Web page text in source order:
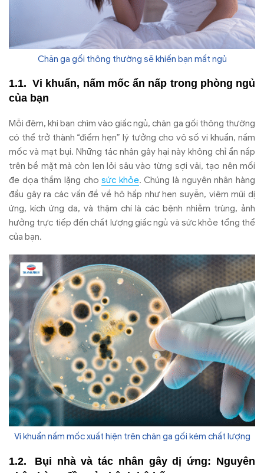
Chăn ga gối thông thường sẽ khiến bạn mất ngủ
Vi khuẩn, nấm mốc ẩn nấp trong phòng ngủ
của bạn
Mỗi đêm, khi bạn chìm vào giấc ngủ, chăn ga gối thông thường
có thể trở thành “điểm hẹn” lý tưởng cho vô số vi khuẩn, nấm
mốc và mạt bụi. Những tác nhân gây hại này không chỉ ẩn nấp
trên bề mặt mà còn len lỏi sâu vào từng sợi vải, tạo nên mối
đe dọa thầm lặng chosức khỏe. Chúng là nguyên nhân hàng
đầu gây ra các vấn đề về hô hấp như hen suyễn, viêm mũi dị
ứng, kích ứng da, và thậm chí là các bệnh nhiễm trùng, ảnh
hưởng trực tiếp đến chất lượng giấc ngủ và sức khỏe tổng thể
của bạn.
Vi khuẩn nấm mốc xuất hiện trên chăn ga gối kém chất lượng
Bụi nhà và tác nhân gây dị ứng: Nguyên